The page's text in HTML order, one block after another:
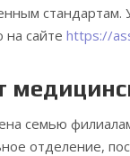
стандартам.
на сайте https://
семью
отделение,